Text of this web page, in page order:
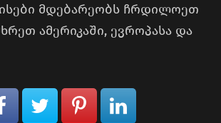
მდებარეობს ჩრდილოეთ
ამერიკაში, ევროპასა და